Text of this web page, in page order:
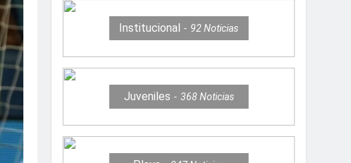
Institucional 92Noticias
Juveniles 368 Noticias